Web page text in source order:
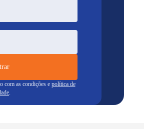
com as condições e política de